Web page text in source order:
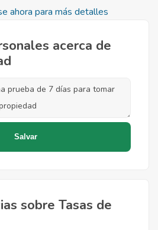
ahora para más detalles
acerca de
sobre Tasas de